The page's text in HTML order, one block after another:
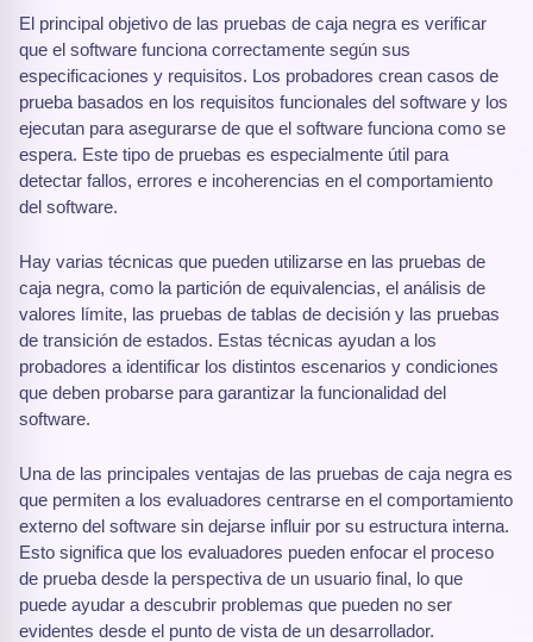
El principal objetivo de las pruebas de caja negra es verificar
que el software funciona correctamente según sus
especificaciones y requisitos. Los probadores crean casos de
prueba basados en los requisitos funcionales del software y los
ejecutan para asegurarse de que el software funciona como se
espera. Este tipo de pruebas es especialmente útil para
detectar fallos, errores e incoherencias en el comportamiento
del software.
Hay varias técnicas que pueden utilizarse en las pruebas de
caja negra, como la partición de equivalencias, el análisis de
valores límite, las pruebas de tablas de decisión y las pruebas
de transición de estados. Estas técnicas ayudan a los
probadores a identificar los distintos escenarios y condiciones
que deben probarse para garantizar la funcionalidad del
software.
Una de las principales ventajas de las pruebas de caja negra es
que permiten a los evaluadores centrarse en el comportamiento
externo del software sin dejarse influir por su estructura interna.
Esto significa que los evaluadores pueden enfocar el proceso
de prueba desde la perspectiva de un usuario final, lo que
puede ayudar a descubrir problemas que pueden no ser
evidentes desde el punto de vista de un desarrollador.